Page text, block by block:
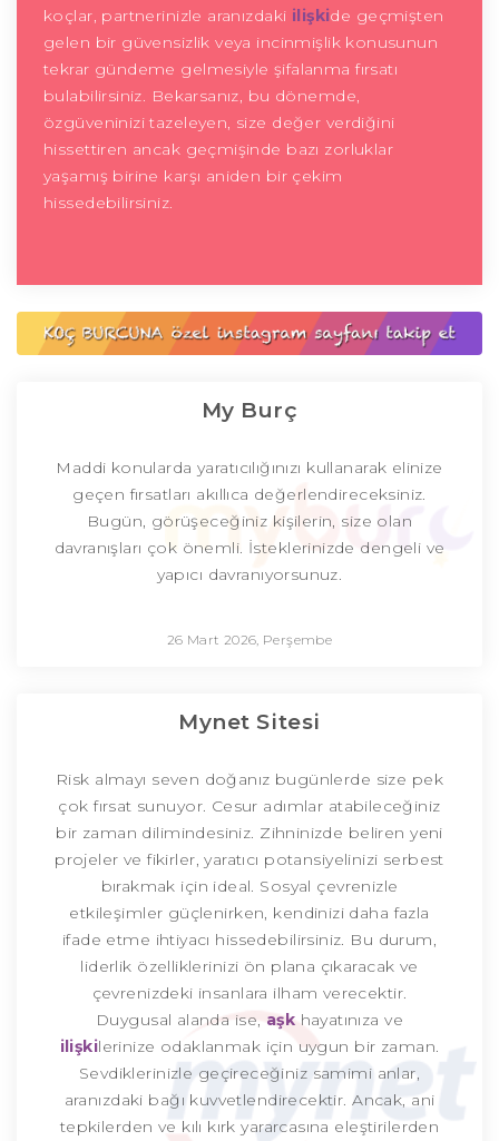
koçlar, partnerinizle aranızdaki ilişkide geçmişten
gelen bir güvensizlik veya incinmişlik konusunun
tekrar gündeme gelmesiyle şifalanma fırsatı
bulabilirsiniz. Bekarsanız, bu dönemde,
özgüveninizi tazeleyen, size değer verdiğini
hissettiren ancak geçmişinde bazı zorluklar
yaşamış birine karşı aniden bir çekim
hissedebilirsiniz.
My Burç
Maddi konularda yaratıcılığınızı kullanarak elinize
geçen fırsatları akıllıca değerlendireceksiniz.
Bugün, görüşeceğiniz kişilerin, size olan
davranışları çok önemli. İsteklerinizde dengeli ve
yapıcı davranıyorsunuz.
26 Mart 2026, Perşembe
Mynet Sitesi
Risk almayı seven doğanız bugünlerde size pek
çok fırsat sunuyor. Cesur adımlar atabileceğiniz
bir zaman dilimindesiniz. Zihninizde beliren yeni
projeler ve fikirler, yaratıcı potansiyelinizi serbest
bırakmak için ideal. Sosyal çevrenizle
etkileşimler güçlenirken, kendinizi daha fazla
ifade etme ihtiyacı hissedebilirsiniz. Bu durum,
liderlik özelliklerinizi ön plana çıkaracak ve
çevrenizdeki insanlara ilham verecektir.
Duygusal alanda ise, aşkhayatınıza ve
ilişkilerinize odaklanmak için uygun bir zaman.
Sevdiklerinizle geçireceğiniz samimi anlar,
aranızdaki bağı kuvvetlendirecektir. Ancak, ani
tepkilerden ve kılı kırk yararcasına eleştirilerden